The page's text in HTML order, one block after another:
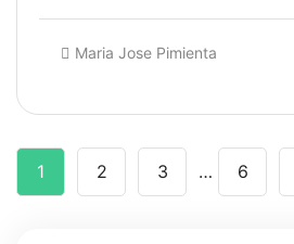
Maria Jose Pimienta
1 2 3 … 6